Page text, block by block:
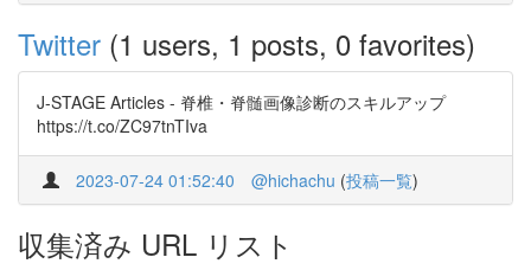
Twitter (1 users, 1 posts, 0 favorites)
J-STAGE Articles - 脊椎・脊髄画像診断のスキルアップ
https://t.co/ZC97tnTIva
2023-07-24 01:52:40 @hichachu (投稿一覧)
収集済み URL リスト